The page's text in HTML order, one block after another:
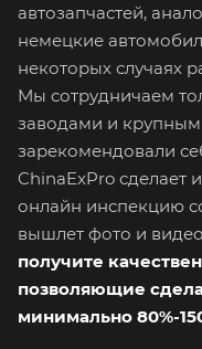
автозапчастей,
немецкие
некоторых случаях
Мы сотрудничаем
заводами и
зарекомендовали
ChinaExPro сделает
онлайн инспекцию
вышлет фото и видео
получите
позволяющие
минимально 80%-